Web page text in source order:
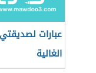
عبارات لصديقتي
الغالية